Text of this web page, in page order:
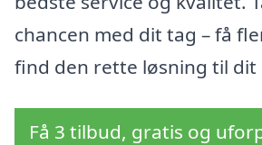
chancen med dit tag – få
find den rette løsning til dit
Få 3 tilbud, gratis og